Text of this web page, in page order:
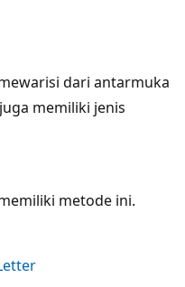
dari antarmuka
juga memiliki jenis
metode ini.